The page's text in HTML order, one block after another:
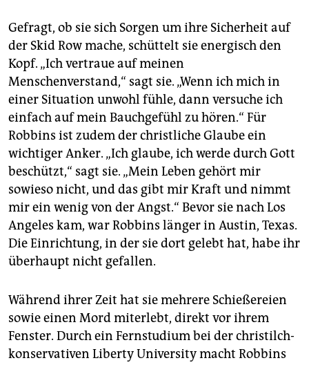
Gefragt, ob sie sich Sorgen um ihre Sicherheit auf
der Skid Row mache, schüttelt sie energisch den
Kopf. „Ich vertraue auf meinen
Menschenverstand,“ sagt sie. „Wenn ich mich in
einer Situation unwohl fühle, dann versuche ich
einfach auf mein Bauchgefühl zu hören.“ Für
Robbins ist zudem der christliche Glaube ein
wichtiger Anker. „Ich glaube, ich werde durch Gott
beschützt,“ sagt sie. „Mein Leben gehört mir
sowieso nicht, und das gibt mir Kraft und nimmt
mir ein wenig von der Angst.“ Bevor sie nach Los
Angeles kam, war Robbins länger in Austin, Texas.
Die Einrichtung, in der sie dort gelebt hat, habe ihr
überhaupt nicht gefallen.
Während ihrer Zeit hat sie mehrere Schießereien
sowie einen Mord miterlebt, direkt vor ihrem
Fenster. Durch ein Fernstudium bei der christilch-
konservativen Liberty University macht Robbins